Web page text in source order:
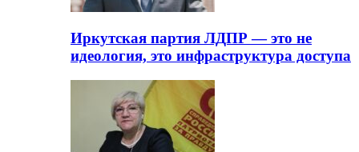
Иркутская партия ЛДПР — это не
идеология, это инфраструктура доступа